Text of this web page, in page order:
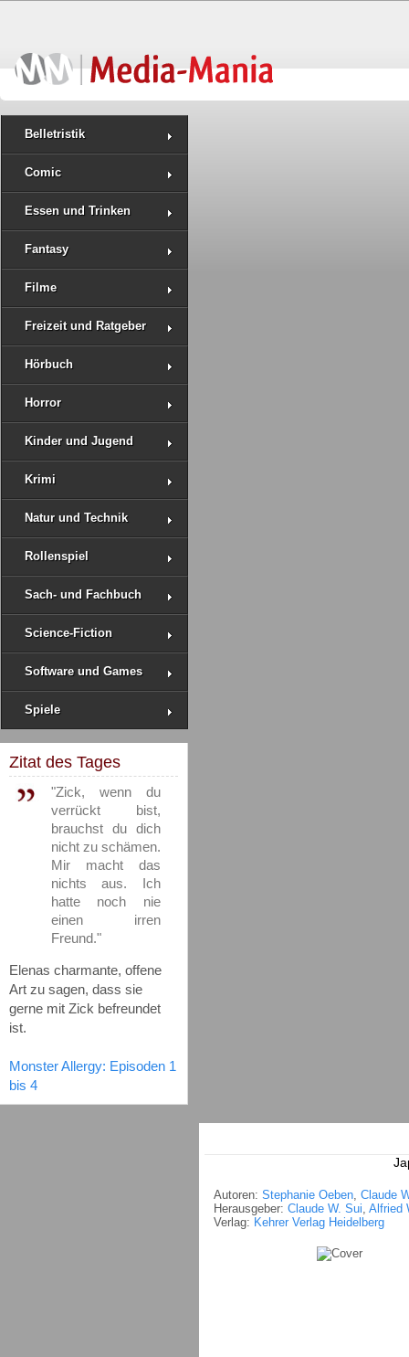
Belletristik
Comic
Essen und Trinken
Fantasy
Filme
Freizeit und Ratgeber
Hörbuch
Horror
Kinder und Jugend
Krimi
Natur und Technik
Rollenspiel
Sach- und Fachbuch
Science-Fiction
Software und Games
Spiele
Zitat des Tages
"Zick, wenn du
verrückt bist,
brauchst du dich
nicht zu schämen.
Mir macht das
nichts aus. Ich
hatte noch nie
einen irren
Freund."
Elenas charmante, offene
Art zu sagen, dass sie
gerne mit Zick befreundet
ist.
Monster Allergy: Episoden 1
bis 4
Autoren: Stephanie Oeben, Claude
Herausgeber: Claude W. Sui, Alfried
Verlag: Kehrer Verlag Heidelberg